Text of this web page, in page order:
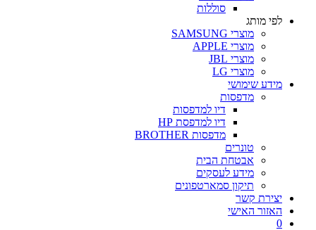
סוללות
לפי מותג
מוצרי SAMSUNG
מוצרי APPLE
מוצרי JBL
מוצרי LG
מידע שימושי
מדפסות
דיו למדפסות
דיו למדפסת HP
מדפסות BROTHER
טונרים
אבטחת הבית
מידע לעסקים
תיקון סמארטפונים
יצירת קשר
האזור האישי
0